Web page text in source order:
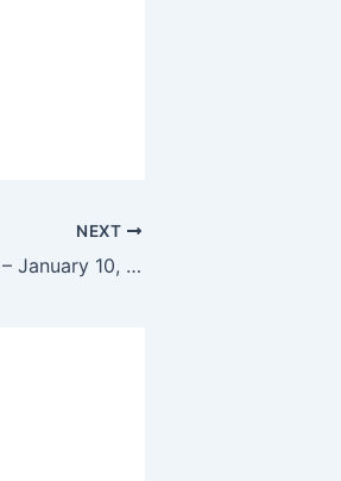
NEXT
Hukamnama Sahib – January 10, 2026